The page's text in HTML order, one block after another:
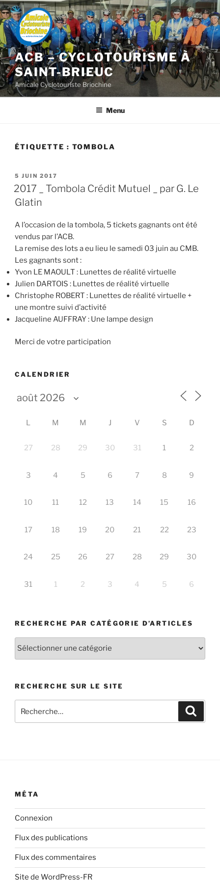
Aller
au
contenu
principal
ACB – CYCLOTOURISME À
SAINT-BRIEUC
Amicale Cyclotouriste Briochine
Menu
ÉTIQUETTE : TOMBOLA
PUBLIÉ
LE
5 JUIN 2017
2017 _ Tombola Crédit Mutuel _ par G. Le
Glatin
A l’occasion de la tombola, 5 tickets gagnants ont été
vendus par l’ACB.
La remise des lots a eu lieu le samedi 03 juin au CMB.
Les gagnants sont :
Yvon LE MAOULT : Lunettes de réalité virtuelle
Julien DARTOIS : Lunettes de réalité virtuelle
Christophe ROBERT : Lunettes de réalité virtuelle +
une montre suivi d’activité
Jacqueline AUFFRAY : Une lampe design
Merci de votre participation
CALENDRIER
L M M J V S D
27 28 29 30 31 1 2
3 4 5 6 7 8 9
10 11 12 13 14 15 16
17 18 19 20 21 22 23
24 25 26 27 28 29 30
31 1 2 3 4 5 6
RECHERCHE PAR CATÉGORIE D’ARTICLES
Recherche
RECHERCHE SUR LE SITE
pour
MÉTA
Connexion
Flux des publications
Flux des commentaires
Site de WordPress-FR